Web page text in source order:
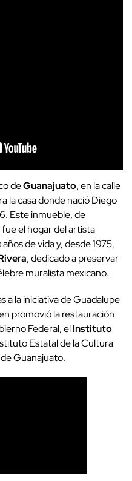
deGuanajuato, en la calle
la casa donde nació Diego
Este inmueble, de
el hogar del artista
de vida y, desde 1975,
, dedicado a preservar
muralista mexicano.
a la iniciativa de Guadalupe
promovió la restauración
Federal, elInstituto
Estatal de la Cultura
Guanajuato.